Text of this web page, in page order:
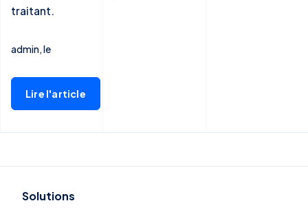
traitant.
admin, le
Lire l'article
Solutions